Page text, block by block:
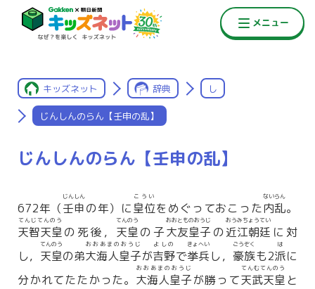
キッズネット 辞典 し
じんしんのらん【壬申の乱】
じんしんのらん【壬申の乱】
672年（壬申
じんしん
の年）に皇位
こうい
をめぐっておこった内乱
ないらん
。
天智天皇
てんじてんのう
の死後， 天皇
てんのう
の子大友皇子
おおとものおうじ
の近江朝廷
おうみちょうてい
に対
し， 天皇
てんのう
の弟大海人皇子
おおあまのおうじ
が吉野
よしの
で挙兵
きょへい
し， 豪族
ごうぞく
も2派
は
に
分かれてたたかった。 大海人皇子
おおあまのおうじ
が勝って天武天皇
てんむてんのう
と